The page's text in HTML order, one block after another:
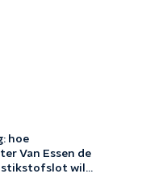
hoe
Van Essen de
wil